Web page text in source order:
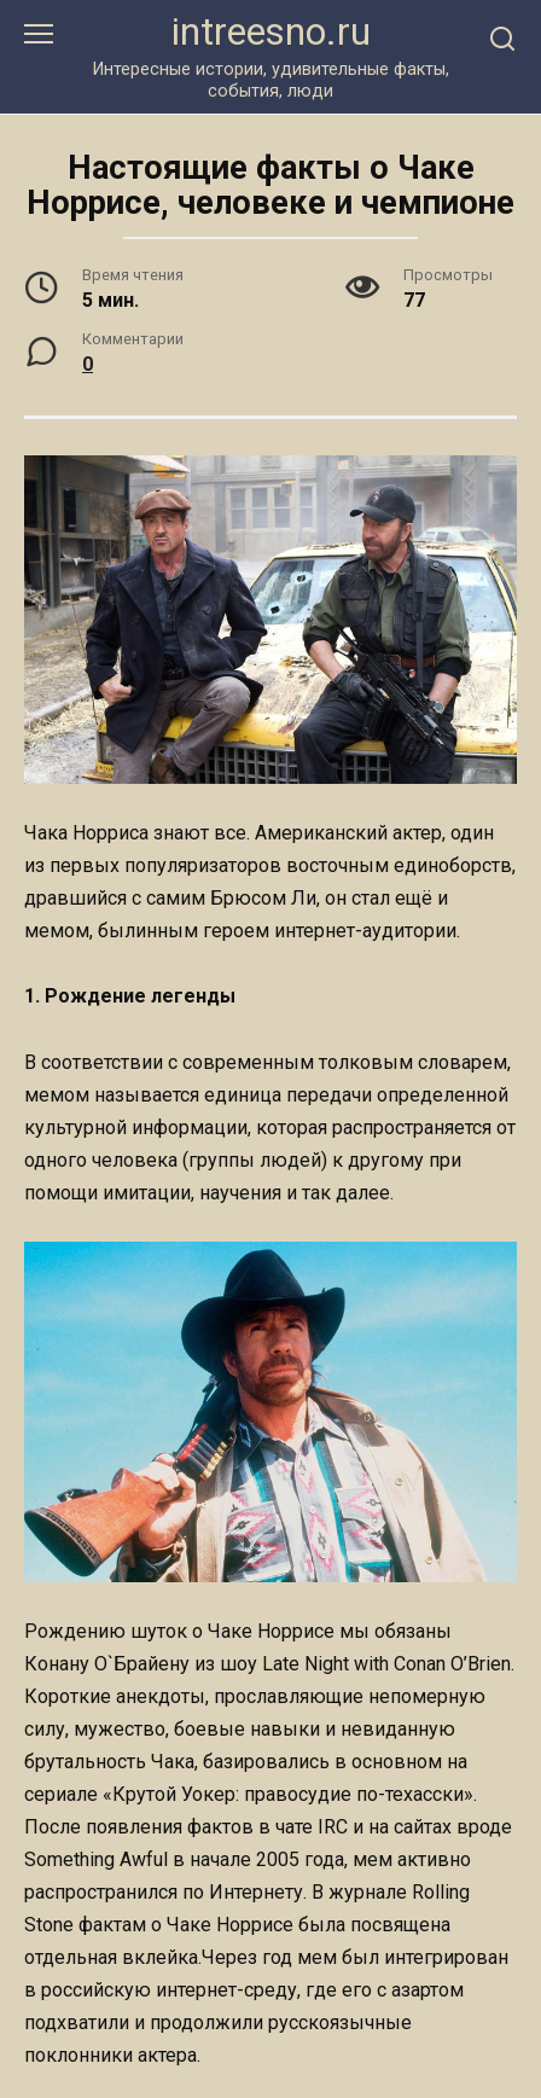
intreesno.ru
Интересные истории, удивительные факты,
события, люди
Настоящие факты о Чаке
Норрисе, человеке и чемпионе
Время чтения
5 мин.
Просмотры
77
Комментарии
0
Чака Норриса знают все. Американский актер, один
из первых популяризаторов восточным единоборств,
дравшийся с самим Брюсом Ли, он стал ещё и
мемом, былинным героем интернет-аудитории.
1. Рождение легенды
В соответствии с современным толковым словарем,
мемом называется единица передачи определенной
культурной информации, которая распространяется от
одного человека (группы людей) к другому при
помощи имитации, научения и так далее.
Рождению шуток о Чаке Норрисе мы обязаны
Конану О`Брайену из шоу Late Night with Conan O’Brien.
Короткие анекдоты, прославляющие непомерную
силу, мужество, боевые навыки и невиданную
брутальность Чака, базировались в основном на
сериале «Крутой Уокер: правосудие по-техасски».
После появления фактов в чате IRC и на сайтах вроде
Something Awful в начале 2005 года, мем активно
распространился по Интернету. В журнале Rolling
Stone фактам о Чаке Норрисе была посвящена
отдельная вклейка.Через год мем был интегрирован
в российскую интернет-среду, где его с азартом
подхватили и продолжили русскоязычные
поклонники актера.